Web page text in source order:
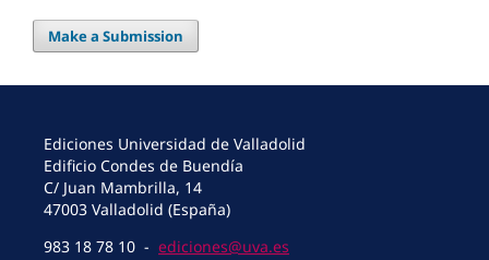
Make a Submission
Ediciones Universidad de Valladolid
Edificio Condes de Buendía
C/ Juan Mambrilla, 14
47003 Valladolid (España)
983 18 78 10 - ediciones@uva.es